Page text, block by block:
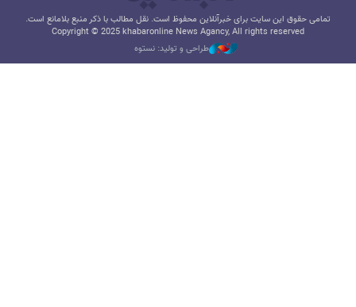
تمامی حقوق این سایت برای خبرآنلاین محفوظ است. نقل مطالب با ذکر منبع بلامانع است.
Copyright © 2025 khabaronline News Agancy, All rights reserved
طراحی و تولید: نستوه